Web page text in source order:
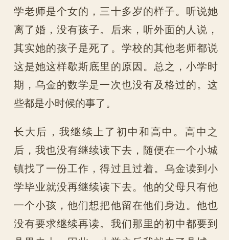
学老师是个女的，三十多岁的样子。听说她
离了婚，没有孩子。后来，听外面的人说，
其实她的孩子是死了。学校的其他老师都说
这是她这样歇斯底里的原因。总之，小学时
期，乌金的数学是一次也没有及格过的。这
些都是小时候的事了。
长大后，我继续上了初中和高中。高中之
后，我也没有继续读下去，随便在一个小城
镇找了一份工作，得过且过着。乌金读到小
学毕业就没再继续读下去。他的父母只有他
一个小孩，他们想把他留在他们身边。他也
没有要求继续再读。我们那里的初中都要到